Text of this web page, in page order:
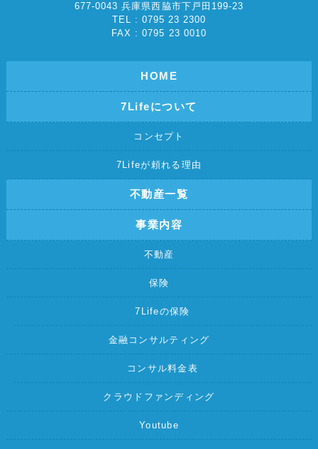
677-0043 兵庫県西脇市下戸田199-23
TEL : 0795 23 2300
FAX : 0795 23 0010
HOME
7Lifeについて
コンセプト
7Lifeが頼れる理由
不動産一覧
事業内容
不動産
保険
7Lifeの保険
金融コンサルティング
コンサル料金表
クラウドファンディング
Youtube